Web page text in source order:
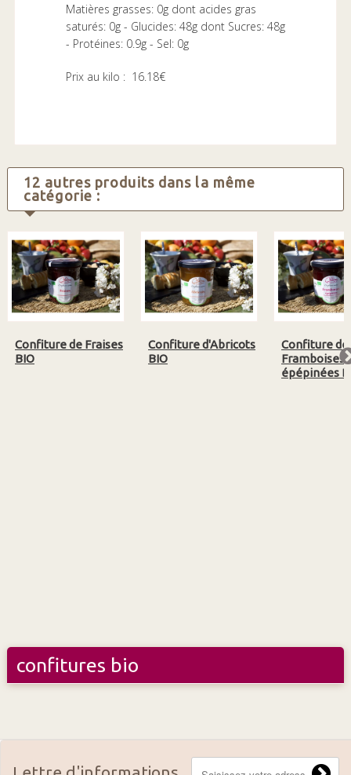
Matières grasses: 0g dont acides gras
saturés: 0g - Glucides: 48g dont Sucres: 48g
- Protéines: 0.9g - Sel: 0g
Prix au kilo : 16.18€
12 autres produits dans la même
catégorie :
Confiture de Fraises
BIO
Confiture d'Abricots
BIO
Confiture de
Framboises
épépinées
confitures bio